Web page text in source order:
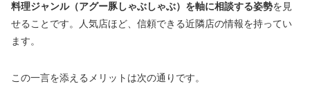
料理ジャンル（アグー豚しゃぶしゃぶ）を軸に相談する姿勢を見
せることです。人気店ほど、信頼できる近隣店の情報を持ってい
ます。
この一言を添えるメリットは次の通りです。